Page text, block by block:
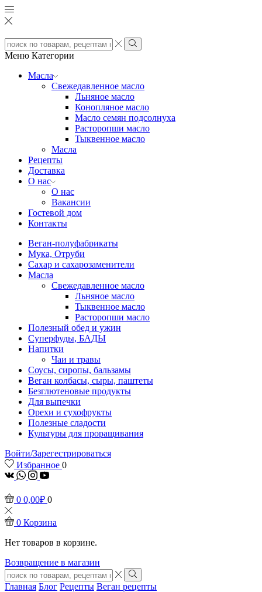
Search
input
Search
Меню Категории
Масла
Свежедавленное масло
Льняное масло
Конопляное масло
Масло семян подсолнуха
Расторопши масло
Тыквенное масло
Масла
Рецепты
Доставка
О нас
О нас
Вакансии
Гостевой дом
Контакты
Веган-полуфабрикаты
Мука, Отруби
Сахар и сахарозаменители
Масла
Свежедавленное масло
Льняное масло
Тыквенное масло
Расторопши масло
Полезный обед и ужин
Суперфуды, БАДЫ
Напитки
Чаи и травы
Соусы, сиропы, бальзамы
Веган колбасы, сыры, паштеты
Безглютеновые продукты
Для выпечки
Орехи и сухофрукты
Полезные сладости
Культуры для проращивания
Войти/Зарегестрироваться
Избранное 0
vk Whatsapp
Instagram
Youtube
0 0,00₽ 0
0 Корзина
Нет товаров в корзине.
Возвращение в магазин
Search
input
Search
Главная Блог Рецепты Веган рецепты